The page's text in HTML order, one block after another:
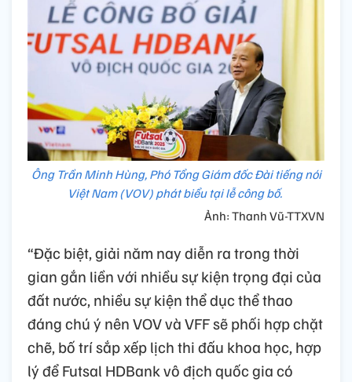
Ông Trần Minh Hùng, Phó Tổng Giám đốc Đài tiếng nói
Việt Nam (VOV) phát biểu tại lễ công bố.
Ảnh: Thanh Vũ-TTXVN
“Đặc biệt, giải năm nay diễn ra trong thời
gian gắn liền với nhiều sự kiện trọng đại của
đất nước, nhiều sự kiện thể dục thể thao
đáng chú ý nên VOV và VFF sẽ phối hợp chặt
chẽ, bố trí sắp xếp lịch thi đấu khoa học, hợp
lý để Futsal HDBank vô địch quốc gia có